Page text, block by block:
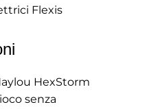
Flexis
HexStorm
senza